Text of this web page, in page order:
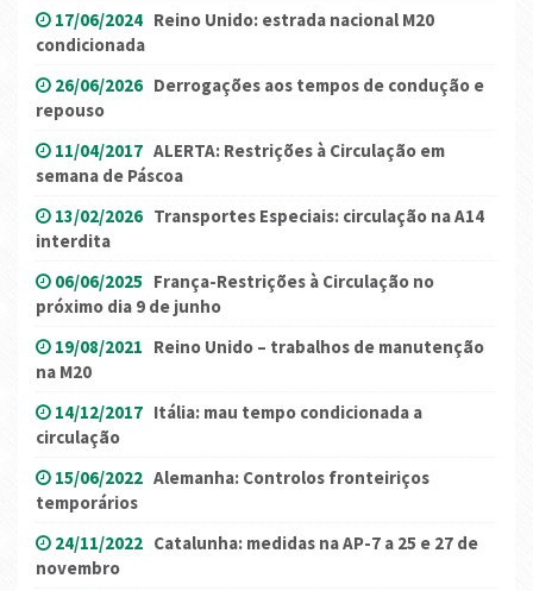
17/06/2024 Reino Unido: estrada nacional M20
condicionada
26/06/2026 Derrogações aos tempos de condução e
repouso
11/04/2017 ALERTA: Restrições à Circulação em
semana de Páscoa
13/02/2026 Transportes Especiais: circulação na A14
interdita
06/06/2025 França-Restrições à Circulação no
próximo dia 9 de junho
19/08/2021 Reino Unido – trabalhos de manutenção
na M20
14/12/2017 Itália: mau tempo condicionada a
circulação
15/06/2022 Alemanha: Controlos fronteiriços
temporários
24/11/2022 Catalunha: medidas na AP-7 a 25 e 27 de
novembro